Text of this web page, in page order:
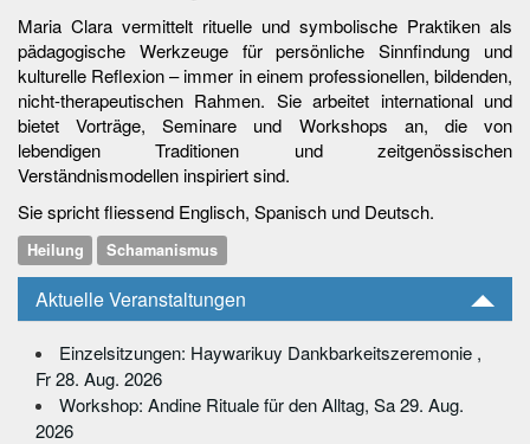
Maria Clara vermittelt rituelle und symbolische Praktiken als
pädagogische Werkzeuge für persönliche Sinnfindung und
kulturelle Reflexion – immer in einem professionellen, bildenden,
nicht-therapeutischen Rahmen. Sie arbeitet international und
bietet Vorträge, Seminare und Workshops an, die von
lebendigen Traditionen und zeitgenössischen
Verständnismodellen inspiriert sind.
Sie spricht fliessend Englisch, Spanisch und Deutsch.
Heilung Schamanismus
Aktuelle Veranstaltungen
Einzelsitzungen: Haywarikuy Dankbarkeitszeremonie ,
Fr 28. Aug. 2026
Workshop: Andine Rituale für den Alltag, Sa 29. Aug.
2026